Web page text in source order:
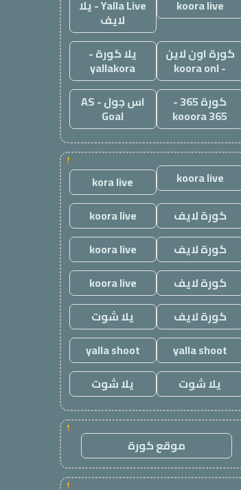
koora live
Yalla Live - يلا
لايف
كورة اون لاين
- koora onl
يلا كورة -
yallakora
كورة 365 -
kooora 365
اس جول - AS
Goal
!
koora live
kora live
كورة لايف
koora live
كورة لايف
koora live
كورة لايف
koora live
كورة لايف
يلا شوت
yalla shoot
yalla shoot
يلا شوت
يلا شوت
!
موقع كورة
!